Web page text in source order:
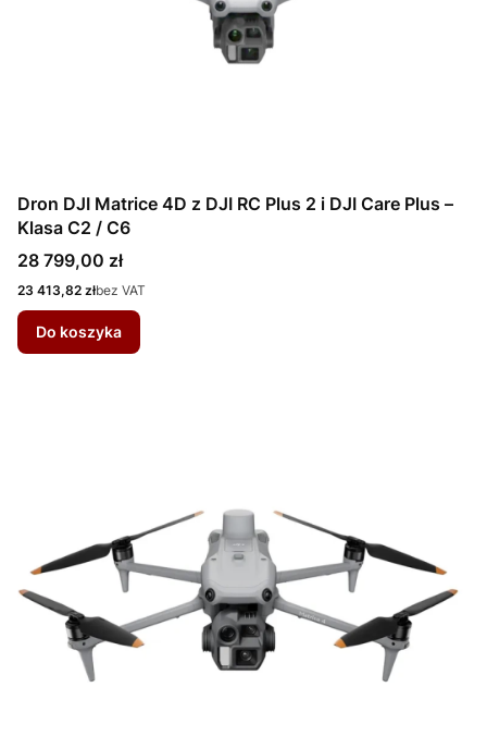
Dron DJI Matrice 4D z DJI RC Plus 2 i DJI Care Plus –
Klasa C2 / C6
Cena
28 799,00 zł
Cena
23 413,82 złbez VAT
Do koszyka